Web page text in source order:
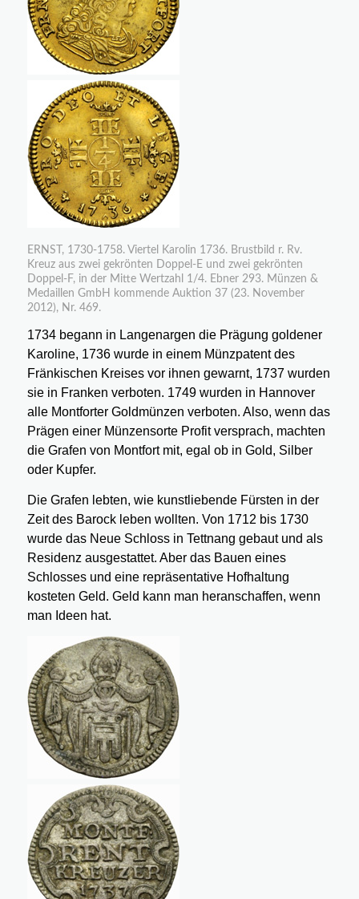
ERNST, 1730-1758. Viertel Karolin 1736. Brustbild r. Rv.
Kreuz aus zwei gekrönten Doppel-E und zwei gekrönten
Doppel-F, in der Mitte Wertzahl 1/4. Ebner 293. Münzen &
Medaillen GmbH kommende Auktion 37 (23. November
2012), Nr. 469.
1734 begann in Langenargen die Prägung goldener
Karoline, 1736 wurde in einem Münzpatent des
Fränkischen Kreises vor ihnen gewarnt, 1737 wurden
sie in Franken verboten. 1749 wurden in Hannover
alle Montforter Goldmünzen verboten. Also, wenn das
Prägen einer Münzensorte Profit versprach, machten
die Grafen von Montfort mit, egal ob in Gold, Silber
oder Kupfer.
Die Grafen lebten, wie kunstliebende Fürsten in der
Zeit des Barock leben wollten. Von 1712 bis 1730
wurde das Neue Schloss in Tettnang gebaut und als
Residenz ausgestattet. Aber das Bauen eines
Schlosses und eine repräsentative Hofhaltung
kosteten Geld. Geld kann man heranschaffen, wenn
man Ideen hat.